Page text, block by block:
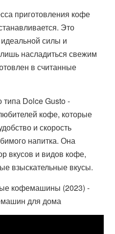
приготовления кофе
Это
силы и
насладиться свежим
в считанные
Dolce Gusto -
кофе, которые
и скорость
напитка. Она
вкусов и видов кофе,
взыскательные вкусы.
кофемашины (2023) -
для дома